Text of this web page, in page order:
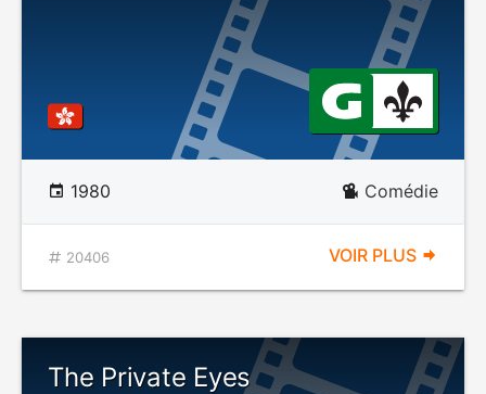
1980 Comédie
20406 VOIR PLUS
The Private Eyes